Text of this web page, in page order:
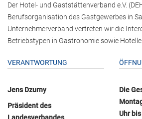
Der Hotel- und Gaststättenverband e.V.
Berufsorganisation des Gastgewerbes in
Unternehmerverband vertreten wir die
Betriebstypen in Gastronomie sowie
VERANTWORTUNG
Jens Dzurny
Präsident des
Die
Uhr